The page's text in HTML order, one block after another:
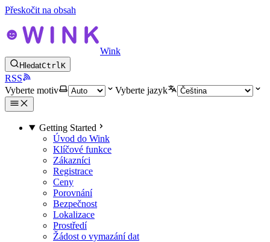
Přeskočit na obsah
Wink
HledatCtrlK
RSS
Vyberte motiv
Vyberte jazyk
Getting Started
Úvod do Wink
Klíčové funkce
Zákazníci
Registrace
Ceny
Porovnání
Bezpečnost
Lokalizace
Prostředí
Žádost o vymazání dat